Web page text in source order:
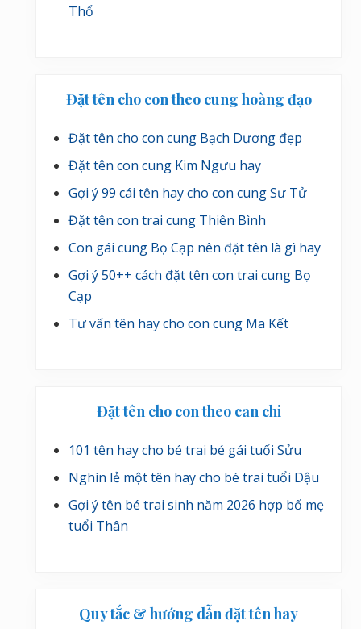
Thổ
Đặt tên cho con theo cung hoàng đạo
Đặt tên cho con cung Bạch Dương đẹp
Đặt tên con cung Kim Ngưu hay
Gợi ý 99 cái tên hay cho con cung Sư Tử
Đặt tên con trai cung Thiên Bình
Con gái cung Bọ Cạp nên đặt tên là gì hay
Gợi ý 50++ cách đặt tên con trai cung Bọ
Cạp
Tư vấn tên hay cho con cung Ma Kết
Đặt tên cho con theo can chi
101 tên hay cho bé trai bé gái tuổi Sửu
Nghìn lẻ một tên hay cho bé trai tuổi Dậu
Gợi ý tên bé trai sinh năm 2026 hợp bố mẹ
tuổi Thân
Quy tắc & hướng dẫn đặt tên hay